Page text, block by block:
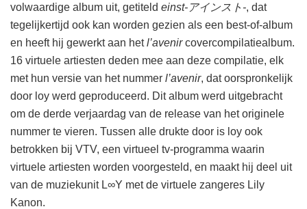
volwaardige album uit, getiteld einst-アインスト-, dat
tegelijkertijd ook kan worden gezien als een best-of-album
en heeft hij gewerkt aan hetl’avenircovercompilatiealbum.
16 virtuele artiesten deden mee aan deze compilatie, elk
met hun versie van het nummer l’avenir, dat oorspronkelijk
door loy werd geproduceerd. Dit album werd uitgebracht
om de derde verjaardag van de release van het originele
nummer te vieren. Tussen alle drukte door is loy ook
betrokken bij VTV, een virtueel tv-programma waarin
virtuele artiesten worden voorgesteld, en maakt hij deel uit
van de muziekunit L∞Y met de virtuele zangeres Lily
Kanon.